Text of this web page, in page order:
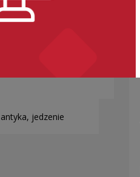
jedzenie